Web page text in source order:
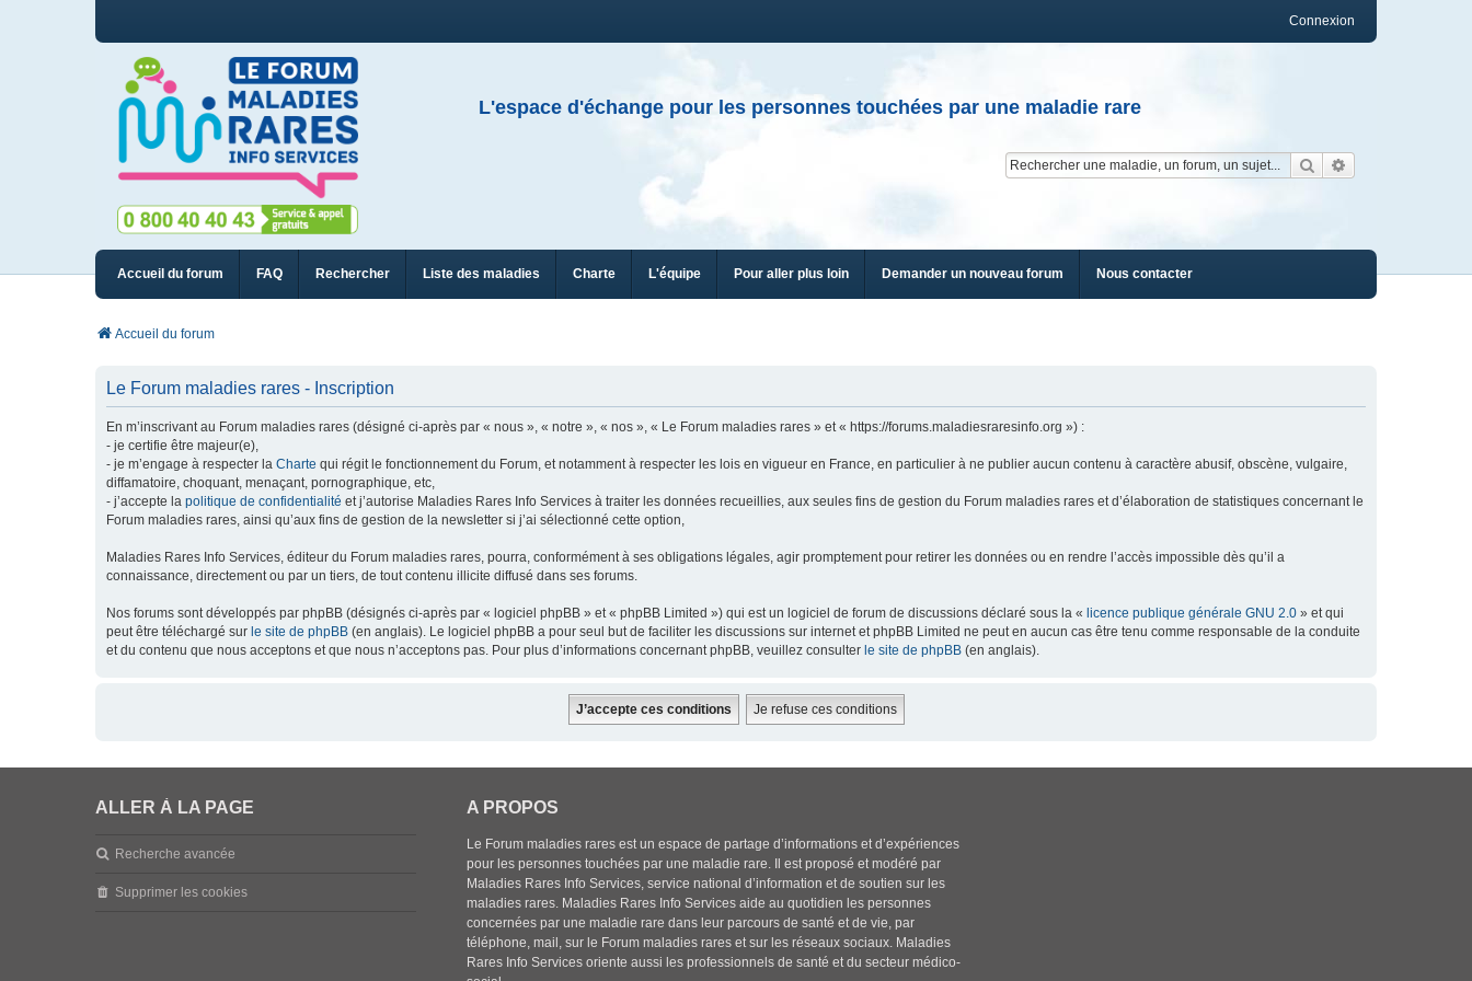
Connexion
L'espace d'échange pour les personnes touchées par une maladie rare
Rechercher
Accueil du forum FAQ Rechercher Liste des maladies Charte L'équipe Pour aller plus loin Demander un nouveau forum Nous contacter
Accueil du forum
Le Forum maladies rares - Inscription
En m’inscrivant au Forum maladies rares (désigné ci-après par « nous », « notre », « nos », « Le Forum maladies rares » et « https://forums.maladiesraresinfo.org ») :
- je certifie être majeur(e),
- je m’engage à respecter la Charte qui régit le fonctionnement du Forum, et notamment à respecter les lois en vigueur en France, en particulier à ne publier aucun contenu à caractère abusif, obscène, vulgaire,
diffamatoire, choquant, menaçant, pornographique, etc,
- j’accepte la politique de confidentialité et j’autorise Maladies Rares Info Services à traiter les données recueillies, aux seules fins de gestion du Forum maladies rares et d’élaboration de statistiques concernant le
Forum maladies rares, ainsi qu’aux fins de gestion de la newsletter si j’ai sélectionné cette option,
Maladies Rares Info Services, éditeur du Forum maladies rares, pourra, conformément à ses obligations légales, agir promptement pour retirer les données ou en rendre l’accès impossible dès qu’il a
connaissance, directement ou par un tiers, de tout contenu illicite diffusé dans ses forums.
Nos forums sont développés par phpBB (désignés ci-après par « logiciel phpBB » et « phpBB Limited ») qui est un logiciel de forum de discussions déclaré sous la « licence publique générale GNU 2.0 » et qui
peut être téléchargé sur le site de phpBB (en anglais). Le logiciel phpBB a pour seul but de faciliter les discussions sur internet et phpBB Limited ne peut en aucun cas être tenu comme responsable de la conduite
et du contenu que nous acceptons et que nous n’acceptons pas. Pour plus d’informations concernant phpBB, veuillez consulter le site de phpBB (en anglais).
ALLER À LA PAGE
Recherche avancée
Supprimer les cookies
A PROPOS
Le Forum maladies rares est un espace de partage d’informations et d’expériences
pour les personnes touchées par une maladie rare. Il est proposé et modéré par
Maladies Rares Info Services, service national d’information et de soutien sur les
maladies rares. Maladies Rares Info Services aide au quotidien les personnes
concernées par une maladie rare dans leur parcours de santé et de vie, par
téléphone, mail, sur le Forum maladies rares et sur les réseaux sociaux. Maladies
Rares Info Services oriente aussi les professionnels de santé et du secteur médico-